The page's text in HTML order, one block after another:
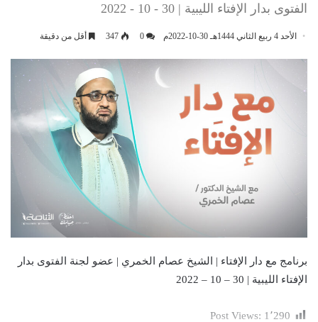
الفتوى بدار الإفتاء الليبية | 30 - 10 - 2022
الأحد 4 ربيع الثاني 1444هـ 30-10-2022م 0
347 أقل من دقيقة
برنامج مع دار الإفتاء | الشيخ عصام الخمري | عضو لجنة الفتوى بدار
الإفتاء الليبية | 30 – 10 – 2022
Post Views: 1٬290